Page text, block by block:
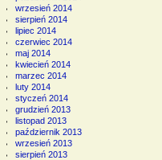
wrzesień 2014
sierpień 2014
lipiec 2014
czerwiec 2014
maj 2014
kwiecień 2014
marzec 2014
luty 2014
styczeń 2014
grudzień 2013
listopad 2013
październik 2013
wrzesień 2013
sierpień 2013